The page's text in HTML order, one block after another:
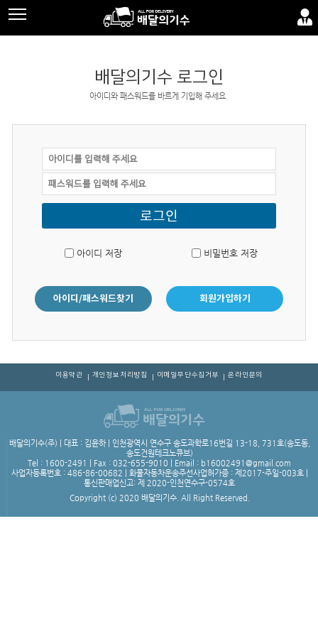
배달의기수 로그인
아이디와 패스워드를 바르게 기입해 주세요.
로그인
아이디 저장 비밀번호 저장
아이디/패스워드찾기 회원가입하기
이용약관 개인정보처리방침 이메일무단수집거부 온라인문의
배달의기수(주) | 대표 : 김윤하 | 인천광역시 연수구 송도과학로16번길 13-18, 731호(송도동,
송도건원테크노큐브)
Tel : 1600-2491 | Fax : 032-655-9010 | Email : b16002491@gmail.com
사업자등록번호 : 486-86-00682 | 화물자동차운송주선사업허가증 : 제2017-주일-003호 |
통신판매업신고: 제 2020-인천연수구-0574호
Copyright (c) 2020 배달의기수. All Right Reserved.